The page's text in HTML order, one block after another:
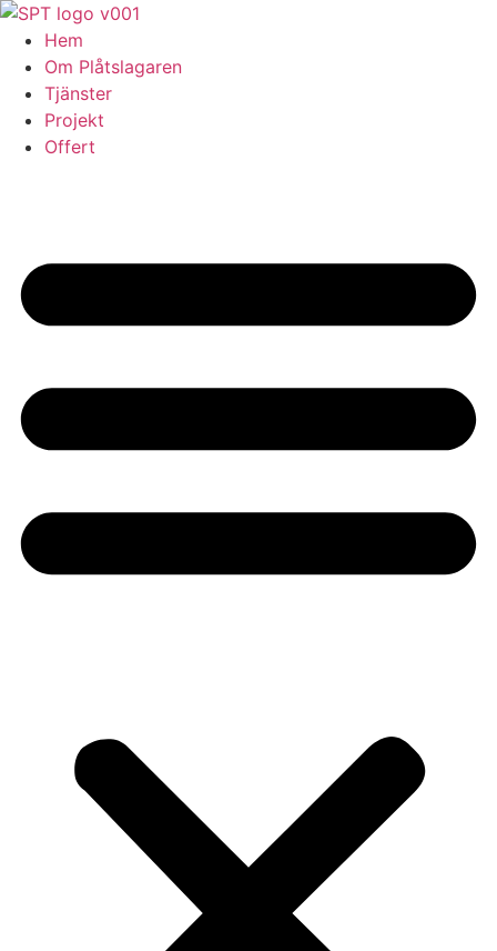
Skip
content
Hem
Om Plåtslagaren
Tjänster
Projekt
Offert